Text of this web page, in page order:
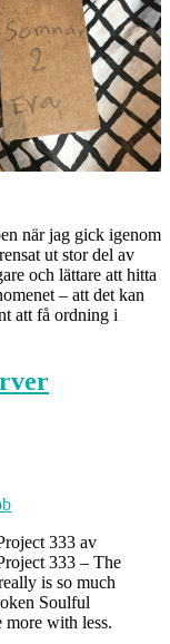
när jag gick igenom
ut stor del av
och lättare att hitta
– att det kan
att få ordning i
333 av
333 – The
is so much
Soulful
more with less.